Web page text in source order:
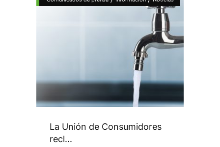
La Unión de Consumidores
recl...